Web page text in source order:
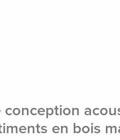
conception
en bois